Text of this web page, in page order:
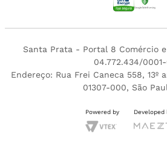
Santa Prata - Portal 8 Comércio
04.772.434/
Endereço: Rua Frei Caneca 558, 13º
01307-000, São
Powered by Developed